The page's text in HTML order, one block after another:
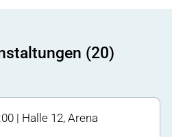
(20)
| Halle 12, Arena